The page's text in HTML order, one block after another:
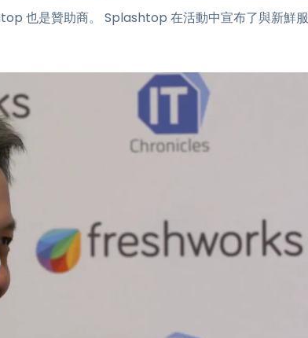
探索所有需求 探索所有
也是贊助商。 Splashtop 在活動中宣布了與新鮮服